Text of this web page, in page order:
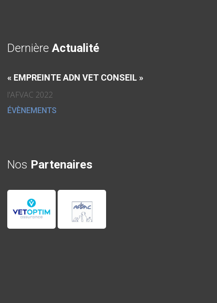
Dernière Actualité
« EMPREINTE ADN VET CONSEIL »
l'AFVAC 2022
ÉVÈNEMENTS
Nos Partenaires